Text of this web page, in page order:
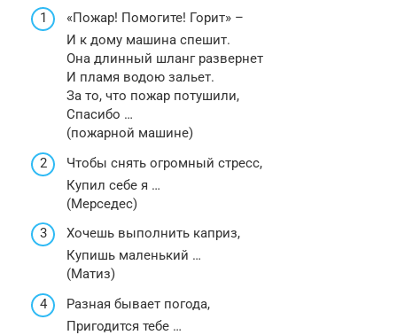
«Пожар! Помогите! Горит» –
И к дому машина спешит.
Она длинный шланг развернет
И пламя водою зальет.
За то, что пожар потушили,
Спасибо …
(пожарной машине)
Чтобы снять огромный стресс,
Купил себе я …
(Мерседес)
Хочешь выполнить каприз,
Купишь маленький …
(Матиз)
Разная бывает погода,
Пригодится тебе …